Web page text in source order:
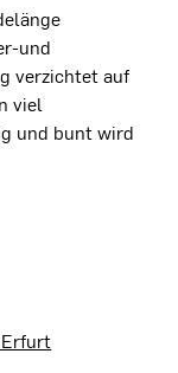
und
verzichtet auf
viel
und bunt wird